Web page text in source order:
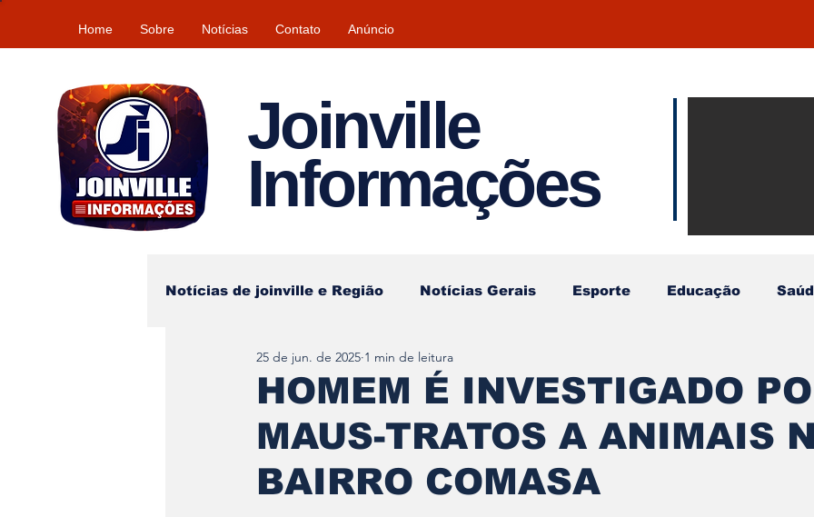
Home Sobre Notícias Contato Anúncio
Joinville
Informações
Notícias de joinville e Região Notícias Gerais Esporte Educação
Tempo\clima
HOMEM É INVESTIGADO
MAUS-TRATOS A ANIMAIS
BAIRRO COMASA
25 de jun. de 2025 1 min de leitura